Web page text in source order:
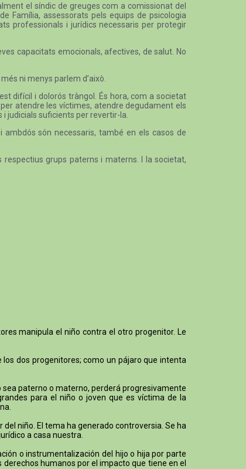
el síndic de greuges com a comissionat del
Família, assessorats pels equips de psicologia
professionals i jurídics necessaris per protegir
capacitats emocionals, afectives, de salut. No
ni menys parlem d’això.
difícil i dolorós tràngol. És hora, com a societat
atendre les víctimes, atendre degudament els
judicials suficients per revertir-la.
són necessaris, també en els casos de
grups paterns i materns. I la societat,
manipula el niño contra el otro progenitor. Le
dos progenitores; como un pájaro que intenta
paterno o materno, perderá progresivamente
para el niño o joven que es víctima de la
niño. El tema ha generado controversia. Se ha
a casa nuestra.
o instrumentalización del hijo o hija por parte
humanos por el impacto que tiene en el